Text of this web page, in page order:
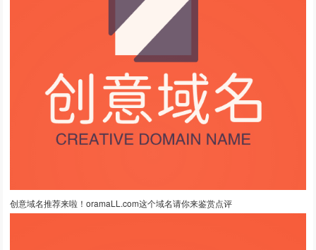
创意域名推荐来啦！oramaLL.com这个域名请你来鉴赏点评